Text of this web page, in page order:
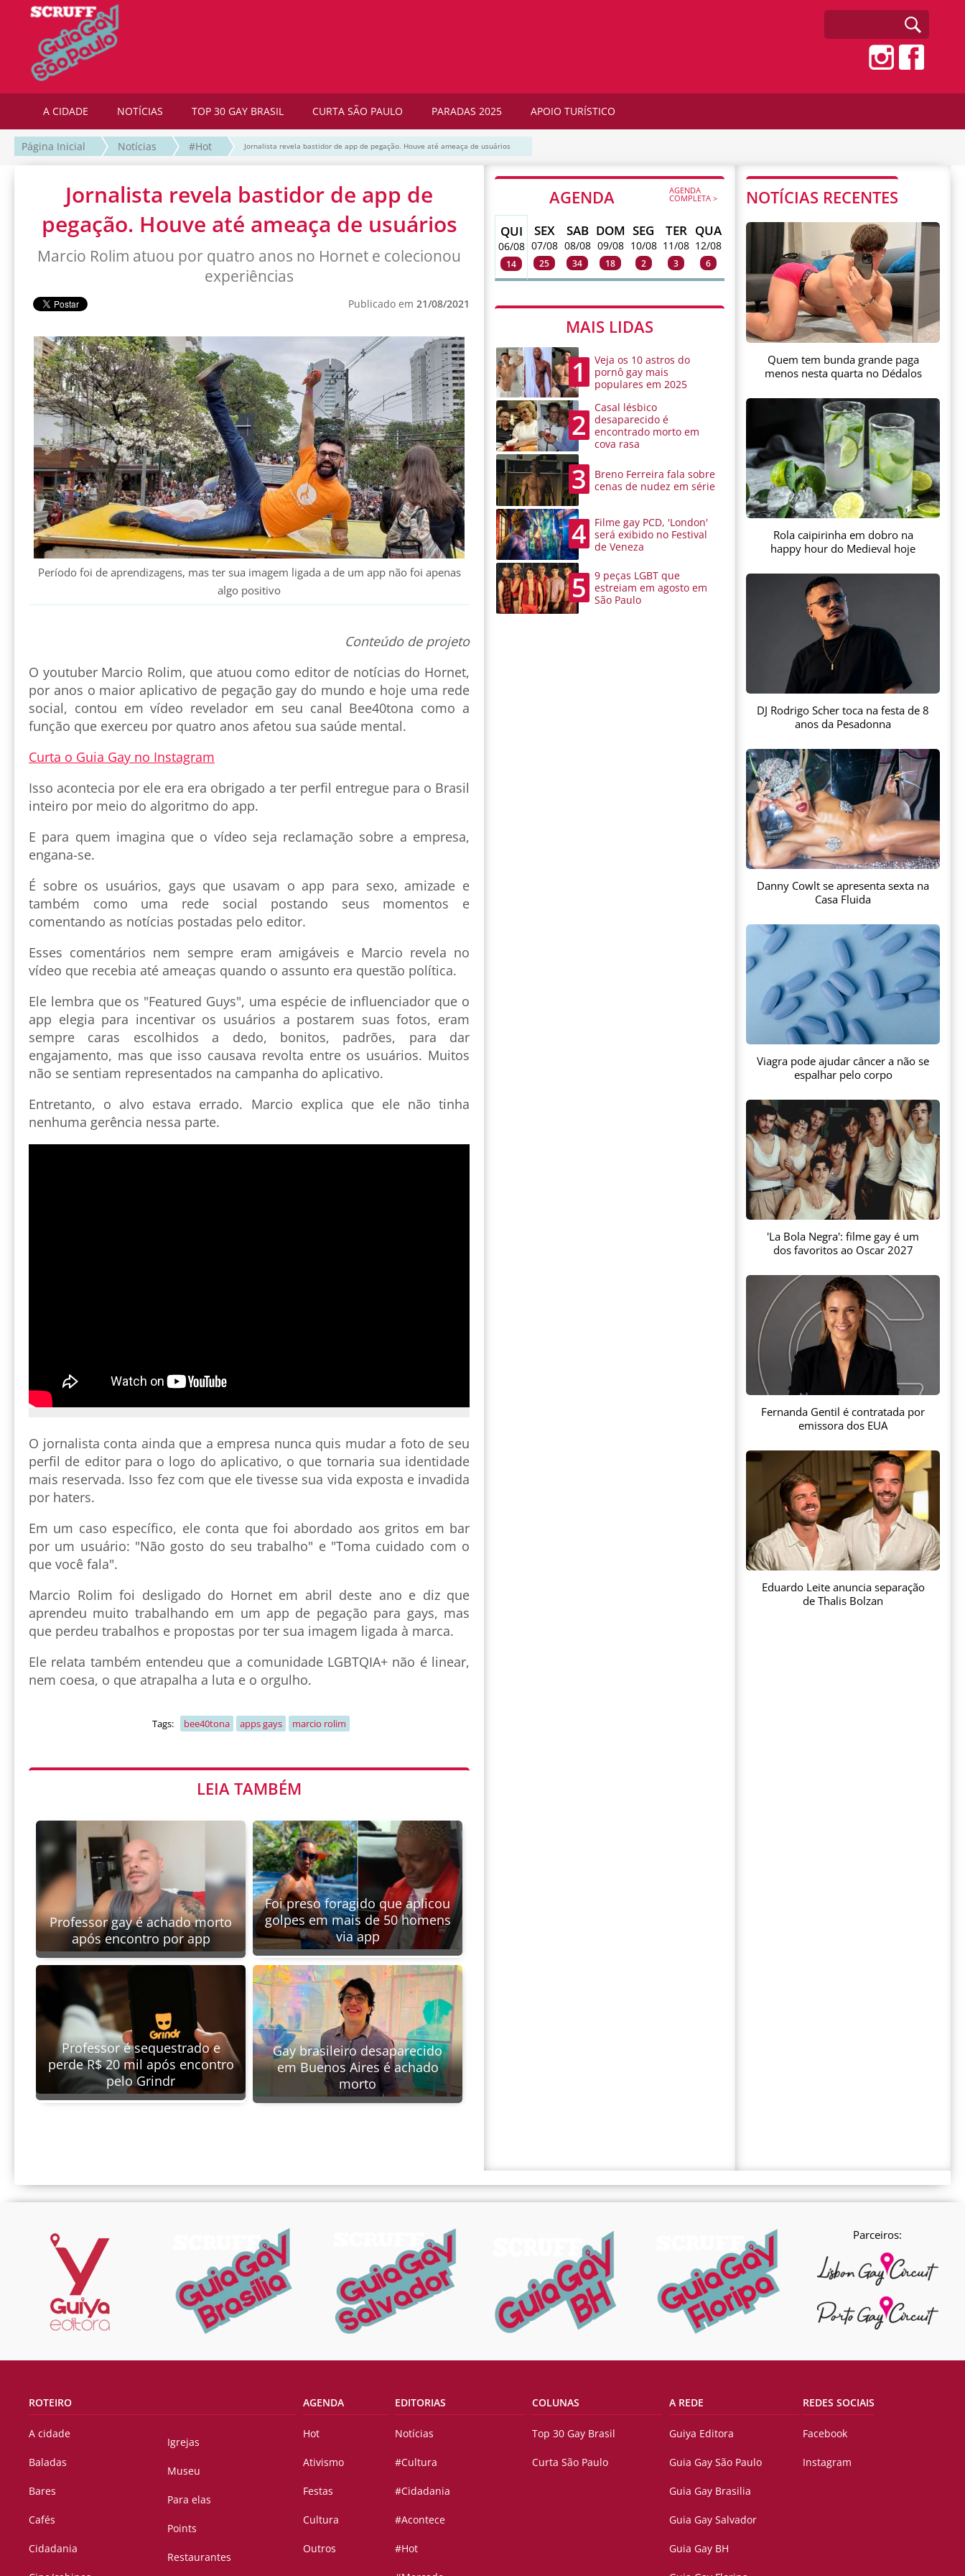
A CIDADE NOTÍCIAS TOP 30 GAY BRASIL CURTA SÃO PAULO PARADAS 2025 APOIO TURÍSTICO
Página Inicial Notícias #Hot Jornalista revela bastidor de app de pegação. Houve até ameaça de usuários
Jornalista revela bastidor de app de
pegação. Houve até ameaça de usuários
Marcio Rolim atuou por quatro anos no Hornet e colecionou
experiências
Publicado em 21/08/2021
Período foi de aprendizagens, mas ter sua imagem ligada a de um app não foi apenas
algo positivo
Conteúdo de projeto
O youtuber Marcio Rolim, que atuou como editor de notícias do Hornet,
por anos o maior aplicativo de pegação gay do mundo e hoje uma rede
social, contou em vídeo revelador em seu canal Bee40tona como a
função que exerceu por quatro anos afetou sua saúde mental.
Curta o Guia Gay no Instagram
Isso acontecia por ele era era obrigado a ter perfil entregue para o Brasil
inteiro por meio do algoritmo do app.
E para quem imagina que o vídeo seja reclamação sobre a empresa,
engana-se.
É sobre os usuários, gays que usavam o app para sexo, amizade e
também como uma rede social postando seus momentos e
comentando as notícias postadas pelo editor.
Esses comentários nem sempre eram amigáveis e Marcio revela no
vídeo que recebia até ameaças quando o assunto era questão política.
Ele lembra que os "Featured Guys", uma espécie de influenciador que o
app elegia para incentivar os usuários a postarem suas fotos, eram
sempre caras escolhidos a dedo, bonitos, padrões, para dar
engajamento, mas que isso causava revolta entre os usuários. Muitos
não se sentiam representados na campanha do aplicativo.
Entretanto, o alvo estava errado. Marcio explica que ele não tinha
nenhuma gerência nessa parte.
O jornalista conta ainda que a empresa nunca quis mudar a foto de seu
perfil de editor para o logo do aplicativo, o que tornaria sua identidade
mais reservada. Isso fez com que ele tivesse sua vida exposta e invadida
por haters.
Em um caso específico, ele conta que foi abordado aos gritos em bar
por um usuário: "Não gosto do seu trabalho" e "Toma cuidado com o
que você fala".
Marcio Rolim foi desligado do Hornet em abril deste ano e diz que
aprendeu muito trabalhando em um app de pegação para gays, mas
que perdeu trabalhos e propostas por ter sua imagem ligada à marca.
Ele relata também entendeu que a comunidade LGBTQIA+ não é linear,
nem coesa, o que atrapalha a luta e o orgulho.
Tags: bee40tona apps gays marcio rolim
LEIA TAMBÉM
Professor gay é achado morto
após encontro por app
Foi preso foragido que aplicou
golpes em mais de 50 homens
via app
Professor é sequestrado e
perde R$ 20 mil após encontro
pelo Grindr
Gay brasileiro desaparecido
em Buenos Aires é achado
morto
AGENDA AGENDA
COMPLETA >
QUI
06/08
14
SEX
07/08
25
SAB
08/08
34
DOM
09/08
18
SEG
10/08
2
TER
11/08
3
QUA
12/08
6
MAIS LIDAS
1
Veja os 10 astros do
pornô gay mais
populares em 2025
2
Casal lésbico
desaparecido é
encontrado morto em
cova rasa
3
Breno Ferreira fala sobre
cenas de nudez em série
4
Filme gay PCD, 'London'
será exibido no Festival
de Veneza
5
9 peças LGBT que
estreiam em agosto em
São Paulo
NOTÍCIAS RECENTES
Quem tem bunda grande paga
menos nesta quarta no Dédalos
Rola caipirinha em dobro na
happy hour do Medieval hoje
DJ Rodrigo Scher toca na festa de 8
anos da Pesadonna
Danny Cowlt se apresenta sexta na
Casa Fluida
Viagra pode ajudar câncer a não se
espalhar pelo corpo
'La Bola Negra': filme gay é um
dos favoritos ao Oscar 2027
Fernanda Gentil é contratada por
emissora dos EUA
Eduardo Leite anuncia separação
de Thalis Bolzan
Parceiros:
ROTEIRO
A cidade
Baladas
Bares
Cafés
Cidadania
Igrejas
Museu
Para elas
Points
Restaurantes
AGENDA
Hot
Ativismo
Festas
Cultura
Outros
EDITORIAS
Notícias
#Cultura
#Cidadania
#Acontece
#Hot
COLUNAS
Top 30 Gay Brasil
Curta São Paulo
A REDE
Guiya Editora
Guia Gay São Paulo
Guia Gay Brasilia
Guia Gay Salvador
Guia Gay BH
REDES SOCIAIS
Facebook
Instagram